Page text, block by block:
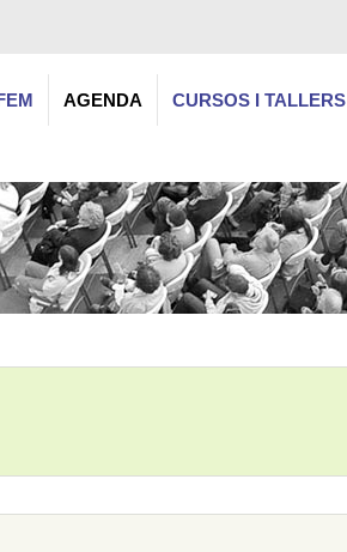
AGENDA CURSOS I TALLERS